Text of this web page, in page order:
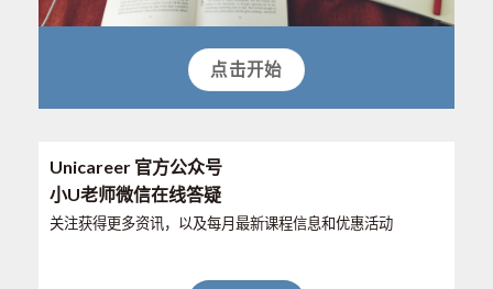
点击开始
Unicareer 官方公众号
小U老师微信在线答疑
关注获得更多资讯，以及每月最新课程信息和优惠活动